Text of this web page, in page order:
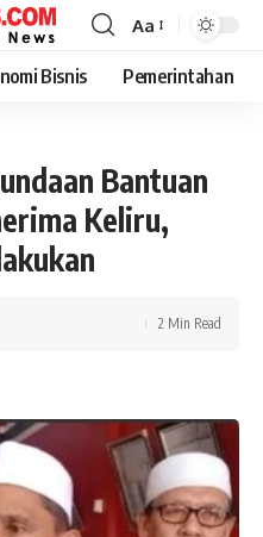
Aa
Bisnis Pemerintahan
Bantuan
Keliru,
2 Min Read